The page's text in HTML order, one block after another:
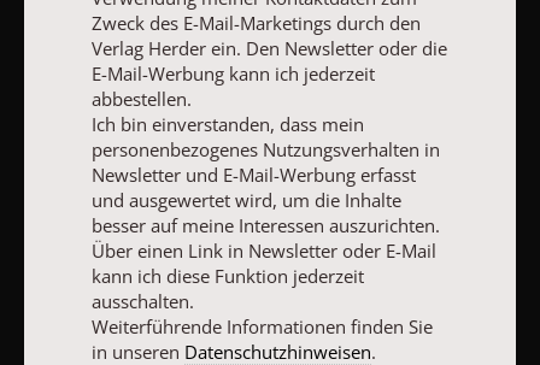
und ausgewertet wird, um die Inhalte besser auf meine
Interessen auszurichten. Über einen Link in Newsletter oder E-
Mail kann ich diese Funktion jederzeit ausschalten.
Weiterführende Informationen finden Sie in unseren
Datenschutzhinweisen
JETZT ANMELDEN
Zweck des E-Mail-Marketings durch den
Verlag Herder ein. Den Newsletter oder die
E-Mail-Werbung kann ich jederzeit
abbestellen.
Ich bin einverstanden, dass mein
personenbezogenes Nutzungsverhalten in
Newsletter und E-Mail-Werbung erfasst
und ausgewertet wird, um die Inhalte
besser auf meine Interessen auszurichten.
Über einen Link in Newsletter oder E-Mail
kann ich diese Funktion jederzeit
ausschalten.
Weiterführende Informationen finden Sie
in unseren Datenschutzhinweisen.